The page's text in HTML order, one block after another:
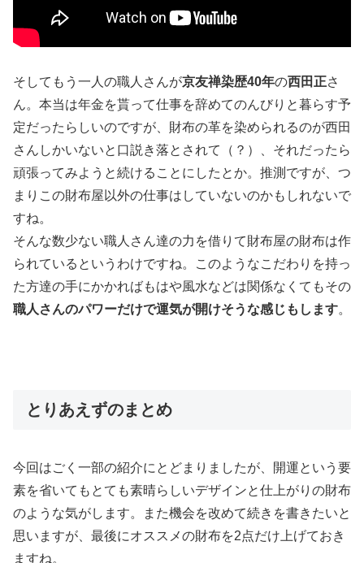
そしてもう一人の職人さんが京友禅染歴40年の西田正さ
ん。本当は年金を貰って仕事を辞めてのんびりと暮らす予
定だったらしいのですが、財布の革を染められるのが西田
さんしかいないと口説き落とされて（？）、それだったら
頑張ってみようと続けることにしたとか。推測ですが、つ
まりこの財布屋以外の仕事はしていないのかもしれないで
すね。
そんな数少ない職人さん達の力を借りて財布屋の財布は作
られているというわけですね。このようなこだわりを持っ
た方達の手にかかればもはや風水などは関係なくてもその
職人さんのパワーだけで運気が開けそうな感じもします。
とりあえずのまとめ
今回はごく一部の紹介にとどまりましたが、開運という要
素を省いてもとても素晴らしいデザインと仕上がりの財布
のような気がします。また機会を改めて続きを書きたいと
思いますが、最後にオススメの財布を2点だけ上げておき
ますね。